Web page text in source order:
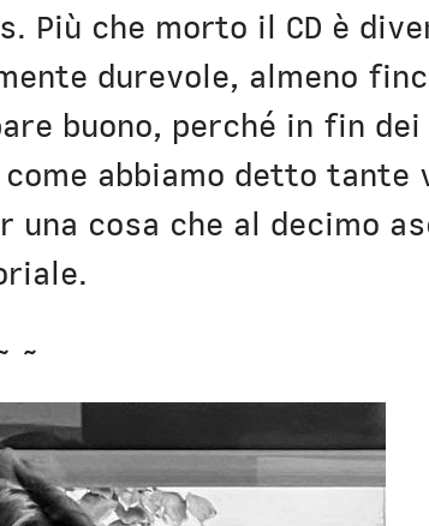
Più che morto il CD è
durevole, almeno
buono, perché in fin
abbiamo detto tante
cosa che al decimo
~